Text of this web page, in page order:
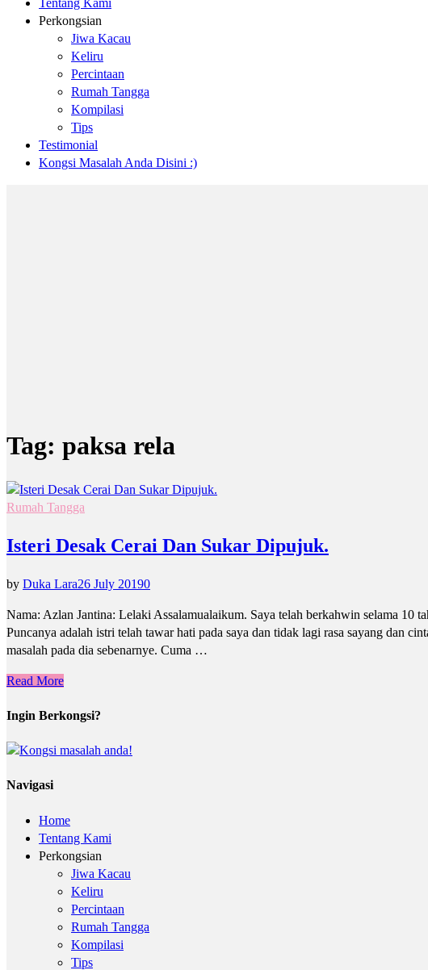
Tentang Kami
Perkongsian
Jiwa Kacau
Keliru
Percintaan
Rumah Tangga
Kompilasi
Tips
Testimonial
Kongsi Masalah Anda Disini :)
Tag: paksa rela
Rumah Tangga
Isteri Desak Cerai Dan Sukar Dipujuk.
by Duka Lara26 July 20190
Nama: Azlan Jantina: Lelaki Assalamualaikum. Saya telah berkahwin selama 10
Puncanya adalah istri telah tawar hati pada saya dan tidak lagi rasa sayang dan
masalah pada dia sebenarnye. Cuma …
Read More
Ingin Berkongsi?
Navigasi
Home
Tentang Kami
Perkongsian
Jiwa Kacau
Keliru
Percintaan
Rumah Tangga
Kompilasi
Tips